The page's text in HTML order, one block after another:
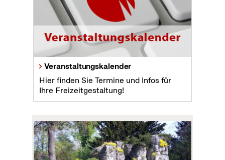
Veranstaltungskalender
Hier finden Sie Termine und Infos für
Ihre Freizeitgestaltung!